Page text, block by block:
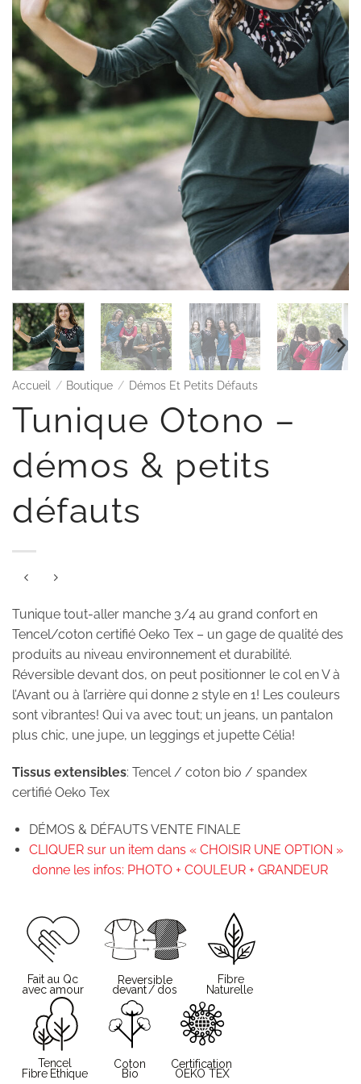
Accueil / Boutique / Démos Et Petits Défauts
Tunique Otono –
démos & petits
défauts
Tunique tout-aller manche 3/4 au grand confort en
Tencel/coton certifié Oeko Tex – un gage de qualité des
produits au niveau environnement et durabilité.
Réversible devant dos, on peut positionner le col en V à
l’Avant ou à l’arrière qui donne 2 style en 1! Les couleurs
sont vibrantes! Qui va avec tout; un jeans, un pantalon
plus chic, une jupe, un leggings et jupette Célia!
Tissus extensibles: Tencel / coton bio / spandex
certifié Oeko Tex
DÉMOS & DÉFAUTS VENTE FINALE
CLIQUER sur un item dans « CHOISIR UNE OPTION »
donne les infos: PHOTO + COULEUR + GRANDEUR